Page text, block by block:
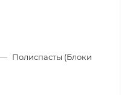
— Полиспасты (Блоки